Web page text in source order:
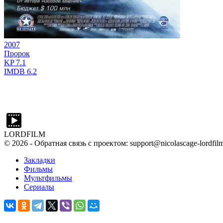
2007
Пророк
KP7.1
IMDB 6.2
LORDFILM
© 2026 - Обратная связь с проектом: support@nicolascage-
Закладки
Фильмы
Мультфильмы
Сериалы